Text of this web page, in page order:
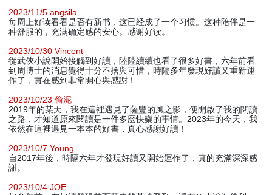
2023/11/5 angsila
每周上好读看看是否有新书，这已经成了一个习惯。这种陪伴是一
种舒服的，充满确定感的安心。感谢好读。
2023/10/30 Vincent
從武俠小說開始接觸到好讀，陸陸續續也看了很多好書，六年前看
到周博士的消息覺得十分不捨與可惜，時隔多年發現好讀又重新運
作了，實在感到非常開心與感謝！
2023/10/23 偷泥
2019年的某天，我在這裡遇見了薩豐的風之影，便開啟了我的閱讀
之路，才知道原來閱讀是一件多麼快樂的事情。2023年的今天，我
依然在這裡遇見一本本的好書，真心感謝好讀！
2023/10/7 Young
自2017年後，時隔六年才發現好讀又開始運作了，真的充滿深深感
謝。
2023/10/4 JOE